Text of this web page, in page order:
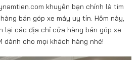
khuyên bạn chính là tim
bán góp xe máy uy tín. Hôm này,
lại các địa chỉ cửa hàng bán góp xe
dành cho mọi khách hàng nhé!